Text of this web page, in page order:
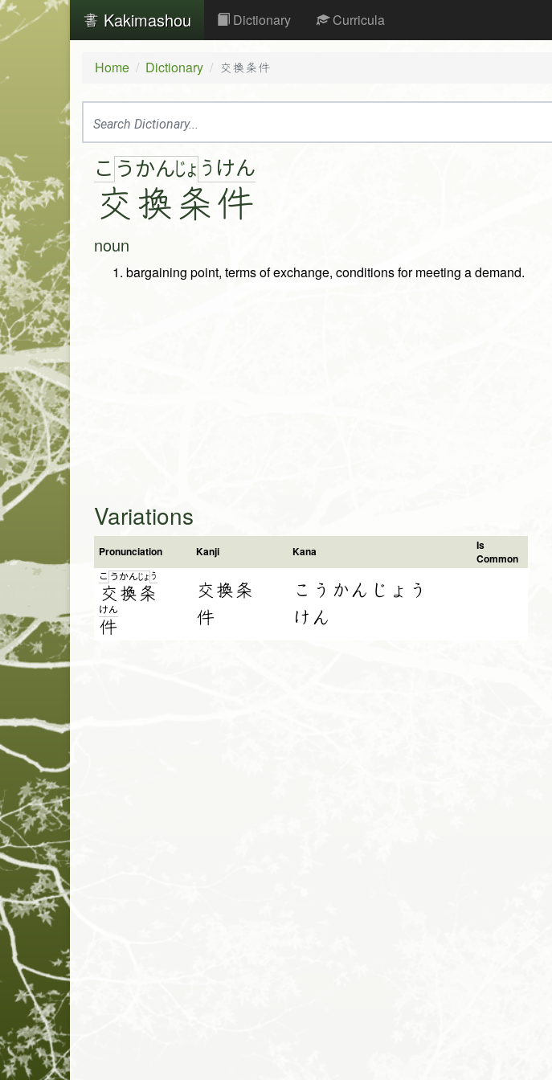
Kakimashou Dictionary Curricula
Home Dictionary 交換条件
こ う
交
かん
換
じょ う
条
けん
件
noun
bargaining point, terms of exchange, conditions for meeting a demand.
Variations
Pronunciation Kanji Kana
Is
Common
こ う
交
かん
換
じょ う
条
けん
件
交換条
件
こうかんじょう
けん